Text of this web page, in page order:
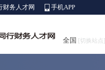
财务人才网 手机APP
全国 [切换站点]